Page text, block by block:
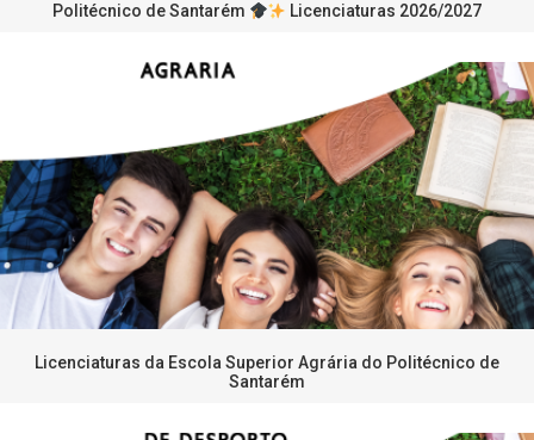
Politécnico de Santarém Licenciaturas 2026/2027
Licenciaturas da Escola Superior Agrária do Politécnico de
Santarém